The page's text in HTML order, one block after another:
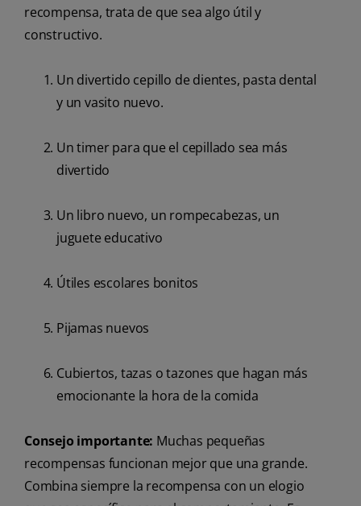
recompensa, trata de que sea algo útil y
constructivo.
Un divertido cepillo de dientes, pasta dental
y un vasito nuevo.
Un timer para que el cepillado sea más
divertido
Un libro nuevo, un rompecabezas, un
juguete educativo
Útiles escolares bonitos
Pijamas nuevos
Cubiertos, tazas o tazones que hagan más
emocionante la hora de la comida
Consejo importante: Muchas pequeñas
recompensas funcionan mejor que una grande.
Combina siempre la recompensa con un elogio